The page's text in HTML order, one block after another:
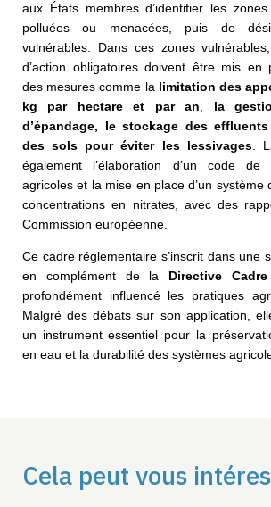
aux États membres d’identifier les
polluées ou menacées, puis de
vulnérables. Dans ces zones
d’action obligatoires doivent être mis en
des mesures comme la limitation des
kg par hectare et par an
la
d’épandage, le stockage des
des sols pour éviter les lessivages.
également l’élaboration d’un code de
agricoles et la mise en place d’un système
concentrations en nitrates, avec des
Commission européenne.
Ce cadre réglementaire s’inscrit dans une
en complément de la Directive
profondément influencé les pratiques
Malgré des débats sur son application,
un instrument essentiel pour la
en eau et la durabilité des systèmes
Cela peut vous